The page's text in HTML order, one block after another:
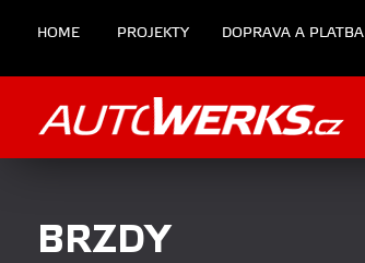
HOME PROJEKTY DOPRAVA A PLATBA
BRZDY